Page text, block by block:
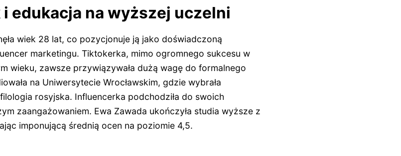
i edukacja na wyższej uczelni
wiek 28 lat, co pozycjonuje ją jako doświadczoną
marketingu. Tiktokerka, mimo ogromnego sukcesu w
wieku, zawsze przywiązywała dużą wagę do formalnego
na Uniwersytecie Wrocławskim, gdzie wybrała
rosyjska. Influencerka podchodziła do swoich
zaangażowaniem. Ewa Zawada ukończyła studia wyższe z
imponującą średnią ocen na poziomie 4,5.